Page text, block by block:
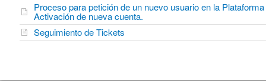
Proceso para petición de un nuevo usuario en la
Activación de nueva cuenta.
Seguimiento de Tickets